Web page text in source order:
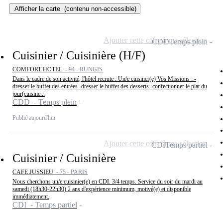
Afficher la carte (contenu non-accessible)
Cuisinier / Cuisinière (H/F)
COMFORT HOTEL - 94 - RUNGIS
Dans le cadre de son activité, l'hôtel recrute : Un/e cuisiner(e) Vos Missions : -
dresser le buffet des entrées -dresser le buffet des desserts -confectionner le plat du
jour(cuisine...
CDD - Temps plein
Publié aujourd'hui
CDDTemps plein
Ajouter cette offre à ma sélection
Cuisinier / Cuisinière
CAFE JUSSIEU - 75 - PARIS
Nous cherchons un/e cuisinier(e) en CDI. 3/4 temps. Service du soir du mardi au
samedi (18h30-22h30) 2 ans d'expérience minimum, motivé(e) et disponible
immédiatement.
CDI - Temps partiel
CDITemps partiel
Ajouter cette offre à ma sélection